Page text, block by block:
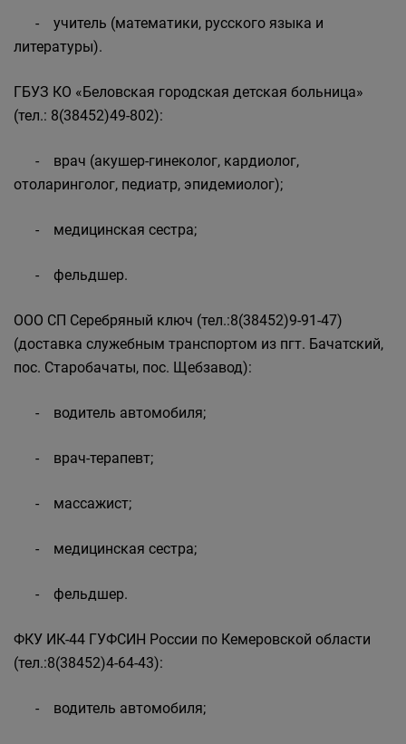
- учитель (математики, русского языка и
литературы).
ГБУЗ КО «Беловская городская детская больница»
(тел.: 8(38452)49-802):
- врач (акушер-гинеколог, кардиолог,
отоларинголог, педиатр, эпидемиолог);
- медицинская сестра;
- фельдшер.
ООО СП Серебряный ключ (тел.:8(38452)9-91-47)
(доставка служебным транспортом из пгт. Бачатский,
пос. Старобачаты, пос. Щебзавод):
- водитель автомобиля;
- врач-терапевт;
- массажист;
- медицинская сестра;
- фельдшер.
ФКУ ИК-44 ГУФСИН России по Кемеровской области
(тел.:8(38452)4-64-43):
- водитель автомобиля;